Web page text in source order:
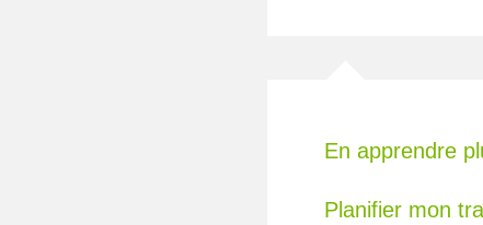
En apprendre
Planifier mon